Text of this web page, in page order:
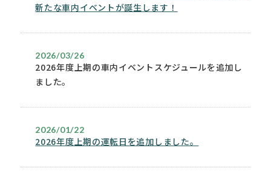
新たな車内イベントが誕生します！
2026/03/26
2026年度上期の車内イベントスケジュールを追加し
ました。
2026/01/22
2026年度上期の運転日を追加しました。